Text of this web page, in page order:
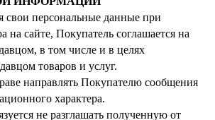
свои персональные данные при
на сайте, Покупатель соглашается на
в том числе и в целях
товаров и услуг.
направлять Покупателю сообщения
характера.
не разглашать полученную от